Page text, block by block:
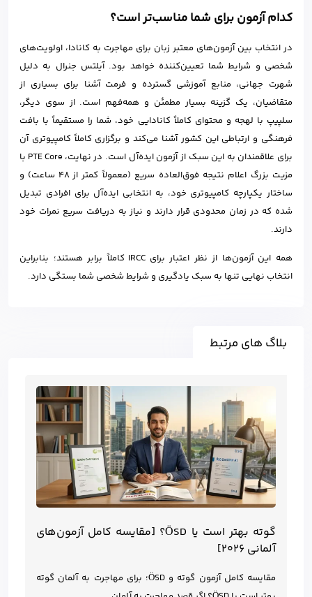
کدام آزمون برای شما مناسب‌تر است؟
در انتخاب بین آزمون‌های معتبر زبان برای مهاجرت به کانادا، اولویت‌های
شخصی و شرایط شما تعیین‌کننده خواهد بود. آیلتس جنرال به دلیل
شهرت جهانی، منابع آموزشی گسترده و فرمت آشنا برای بسیاری از
متقاضیان، یک گزینه بسیار مطمئن و همه‌فهم است. از سوی دیگر،
سلپیپ با لهجه و محتوای کاملاً کانادایی خود، شما را مستقیماً با بافت
فرهنگی و ارتباطی این کشور آشنا می‌کند و برگزاری کاملاً کامپیوتری آن
برای علاقمندان به این سبک از آزمون ایده‌آل است. در نهایت، PTE Core با
مزیت بزرگ اعلام نتیجه فوق‌العاده سریع (معمولاً کمتر از ۴۸ ساعت) و
ساختار یکپارچه کامپیوتری خود، به انتخابی ایده‌آل برای افرادی تبدیل
شده که در زمان محدودی قرار دارند و نیاز به دریافت سریع نمرات خود
دارند.
همه این آزمون‌ها از نظر اعتبار برای IRCC کاملاً برابر هستند؛ بنابراین
انتخاب نهایی تنها به سبک یادگیری و شرایط شخصی شما بستگی دارد.
بلاگ های مرتبط
گوته بهتر است یا ÖSD؟ [مقایسه کامل آزمون‌های
آلمانی ۲۰۲۶]
مقایسه کامل آزمون گوته و ÖSD؛ برای مهاجرت به آلمان گوته